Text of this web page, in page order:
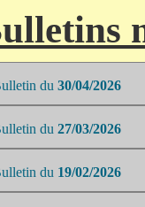
du 30/04/2026
du 27/03/2026
du 19/02/2026